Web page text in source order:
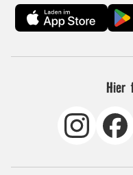
Hier